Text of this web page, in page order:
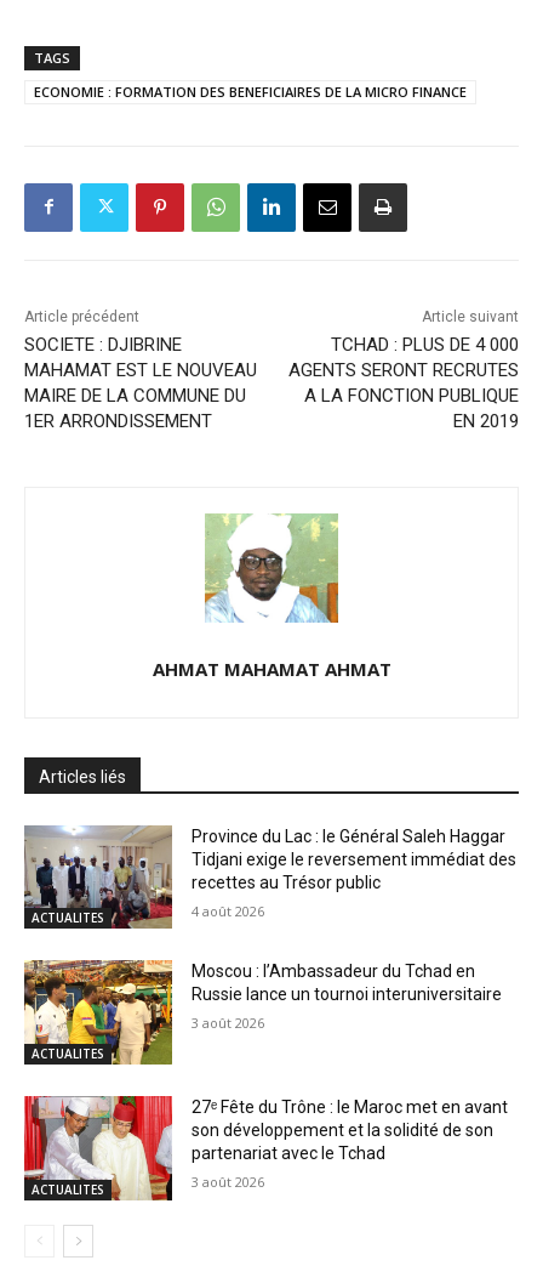
TAGS
ECONOMIE : FORMATION DES BENEFICIAIRES DE LA MICRO FINANCE
Article précédent
SOCIETE : DJIBRINE
MAHAMAT EST LE NOUVEAU
MAIRE DE LA COMMUNE DU
1ER ARRONDISSEMENT
Article suivant
TCHAD : PLUS DE 4 000
AGENTS SERONT RECRUTES
A LA FONCTION PUBLIQUE
EN 2019
AHMAT MAHAMAT AHMAT
Articles liés
ACTUALITES
Province du Lac : le Général Saleh Haggar
Tidjani exige le reversement immédiat des
recettes au Trésor public
4 août 2026
ACTUALITES
Moscou : l’Ambassadeur du Tchad en
Russie lance un tournoi interuniversitaire
3 août 2026
ACTUALITES
27ᵉ Fête du Trône : le Maroc met en avant
son développement et la solidité de son
partenariat avec le Tchad
3 août 2026